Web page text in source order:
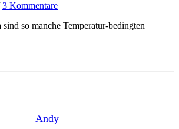
3 Kommentare
so manche Temperatur-bedingten
Andy